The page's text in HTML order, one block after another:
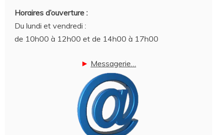
Horaires d’ouverture :
Du lundi et vendredi :
de 10h00 à 12h00 et de 14h00 à 17h00
► Messagerie…